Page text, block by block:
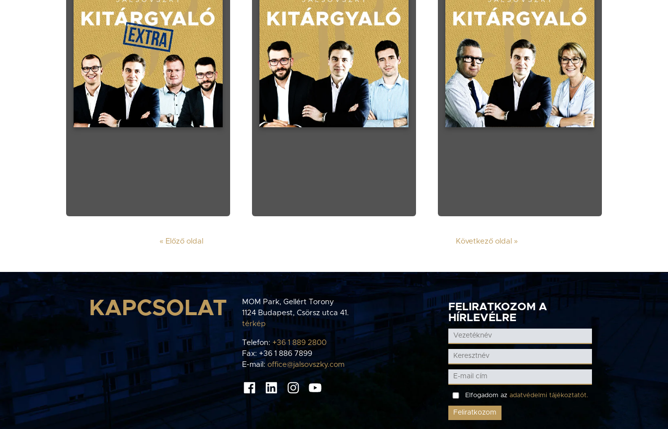
« Előző oldal Következő oldal »
KAPCSOLAT
MOM Park, Gellért Torony
1124 Budapest, Csörsz utca 41.
térkép
Telefon: +36 1 889 2800
Fax: +36 1 886 7899
E-mail: office@jalsovszky.com
FELIRATKOZOM A
HÍRLEVÉLRE
Elfogadom az adatvédelmi tájékoztatót.
Feliratkozom